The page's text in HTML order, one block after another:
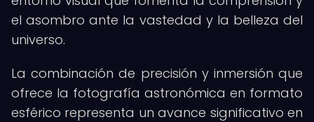
el asombro ante la vastedad y la belleza del
universo.
La combinación de precisión y inmersión que
ofrece la fotografía astronómica en formato
esférico representa un avance significativo en